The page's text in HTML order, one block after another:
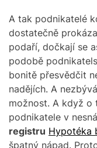
A tak podnikatelé
dostatečně
podaří, dočkají se
podobě
bonitě přesvědčit
nadějích. A
možnost. A když o
podnikatele v
registru Hypotéka
špatný nápad.